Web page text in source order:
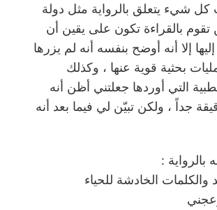
شيء يتعلق بالرواية مثل دولة
تقوم بالقراءة تكون على يقين أن
إلا أنه أوضح بنفسه أنه لم يزرها
بحثية قوية عنها ، وكذلك
التي أوردها جعلتني أظن أنه
جداً ، ولكن تبيّن لي فيما بعد أنه
بالرواية :
والكلمات الخادشة للحياء